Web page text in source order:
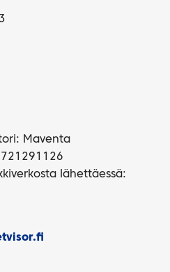
Maventa
lähettäessä: